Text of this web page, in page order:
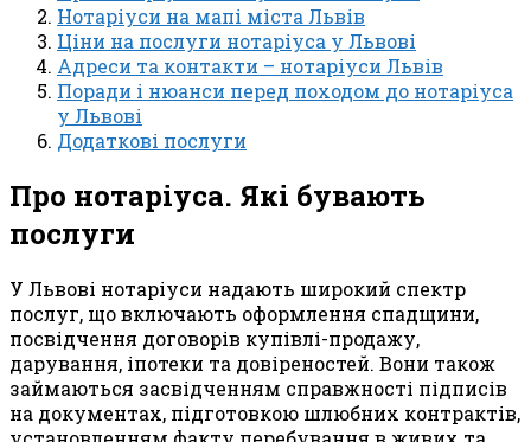
Нотаріуси на мапі міста Львів
Ціни на послуги нотаріуса у Львові
Адреси та контакти – нотаріуси Львів
Поради і нюанси перед походом до нотаріуса
у Львові
Додаткові послуги
Про нотаріуса. Які бувають
послуги
У Львові нотаріуси надають широкий спектр
послуг, що включають оформлення спадщини,
посвідчення договорів купівлі-продажу,
дарування, іпотеки та довіреностей. Вони також
займаються засвідченням справжності підписів
на документах, підготовкою шлюбних контрактів,